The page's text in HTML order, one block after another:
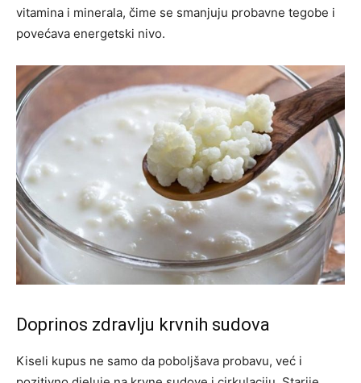
vitamina i minerala, čime se smanjuju probavne tegobe i
povećava energetski nivo.
Doprinos zdravlju krvnih sudova
Kiseli kupus ne samo da poboljšava probavu, već i